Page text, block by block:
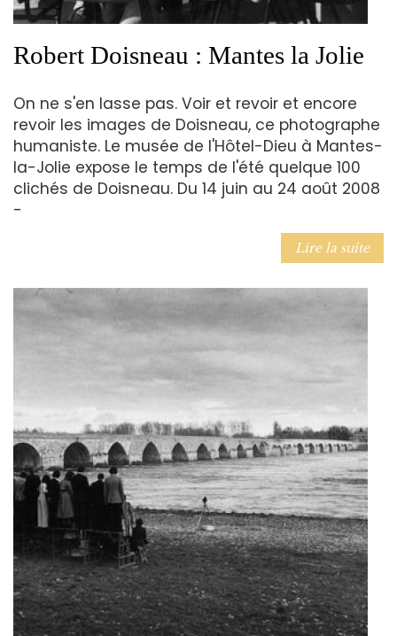
Robert Doisneau : Mantes la Jolie
On ne s'en lasse pas. Voir et revoir et encore
revoir les images de Doisneau, ce photographe
humaniste. Le musée de l'Hôtel-Dieu à Mantes-
la-Jolie expose le temps de l'été quelque 100
clichés de Doisneau. Du 14 juin au 24 août 2008
-
Lire la suite